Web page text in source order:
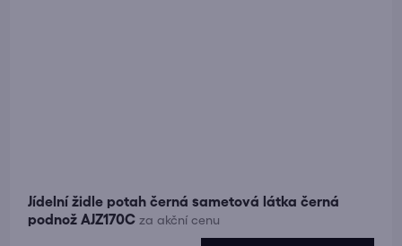
Jídelní židle potah černá sametová látka černá
podnož AJZ170C za akční cenu